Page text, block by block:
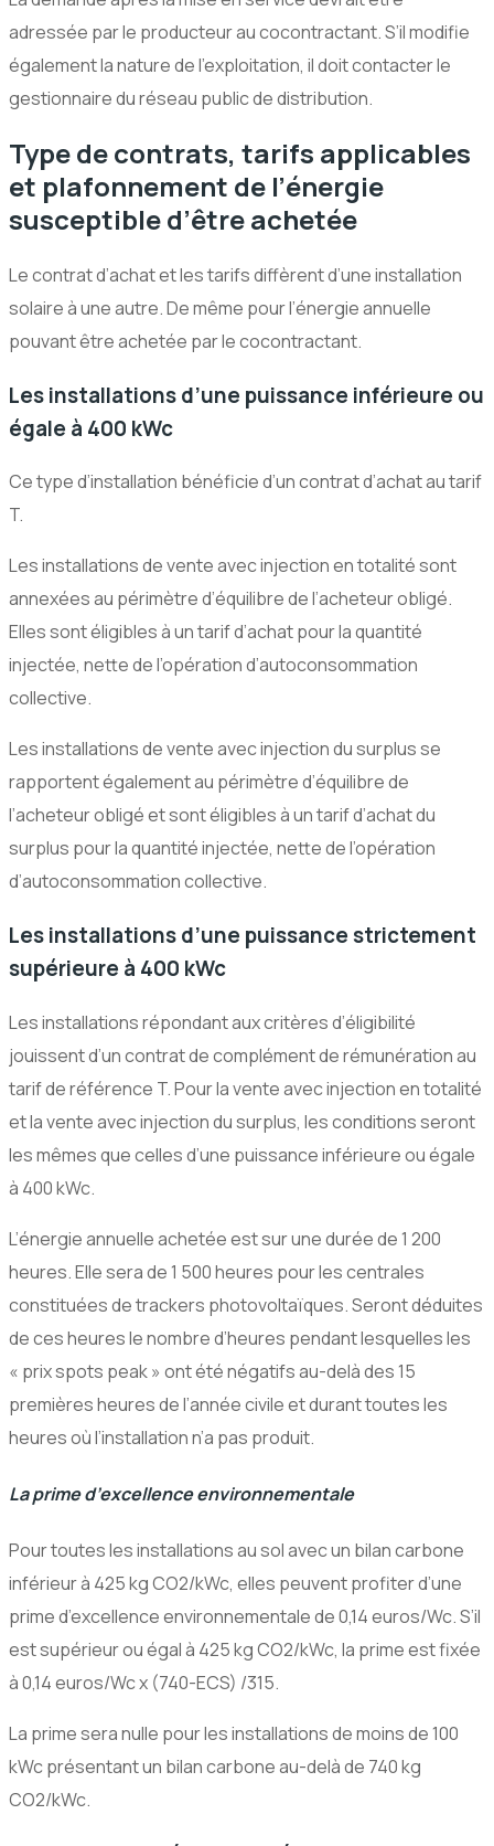
adressée par le producteur au cocontractant. S’il modifie
également la nature de l’exploitation, il doit contacter le
gestionnaire du réseau public de distribution.
Type de contrats, tarifs applicables
et plafonnement de l’énergie
susceptible d’être achetée
Le contrat d’achat et les tarifs diffèrent d’une installation
solaire à une autre. De même pour l’énergie annuelle
pouvant être achetée par le cocontractant.
Les installations d’une puissance inférieure ou
égale à 400 kWc
Ce type d’installation bénéficie d’un contrat d’achat au tarif
T.
Les installations de vente avec injection en totalité sont
annexées au périmètre d’équilibre de l’acheteur obligé.
Elles sont éligibles à un tarif d’achat pour la quantité
injectée, nette de l’opération d’autoconsommation
collective.
Les installations de vente avec injection du surplus se
rapportent également au périmètre d’équilibre de
l’acheteur obligé et sont éligibles à un tarif d’achat du
surplus pour la quantité injectée, nette de l’opération
d’autoconsommation collective.
Les installations d’une puissance strictement
supérieure à 400 kWc
Les installations répondant aux critères d’éligibilité
jouissent d’un contrat de complément de rémunération au
tarif de référence T. Pour la vente avec injection en totalité
et la vente avec injection du surplus, les conditions seront
les mêmes que celles d’une puissance inférieure ou égale
à 400 kWc.
L’énergie annuelle achetée est sur une durée de 1 200
heures. Elle sera de 1 500 heures pour les centrales
constituées de trackers photovoltaïques. Seront déduites
de ces heures le nombre d’heures pendant lesquelles les
« prix spots peak » ont été négatifs au-delà des 15
premières heures de l’année civile et durant toutes les
heures où l’installation n’a pas produit.
La prime d’excellence environnementale
Pour toutes les installations au sol avec un bilan carbone
inférieur à 425 kg CO2/kWc, elles peuvent profiter d’une
prime d’excellence environnementale de 0,14 euros/Wc. S’il
est supérieur ou égal à 425 kg CO2/kWc, la prime est fixée
à 0,14 euros/Wc x (740-ECS) /315.
La prime sera nulle pour les installations de moins de 100
kWc présentant un bilan carbone au-delà de 740 kg
CO2/kWc.